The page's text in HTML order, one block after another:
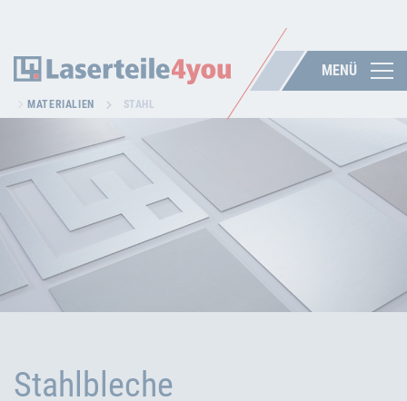
MENÜ
MATERIALIEN STAHL
Stahlbleche